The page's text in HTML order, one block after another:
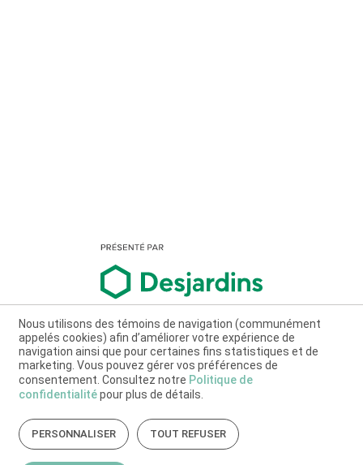
Nous utilisons des témoins de navigation (communément
appelés cookies) afin d’améliorer votre expérience de
navigation ainsi que pour certaines fins statistiques et de
marketing. Vous pouvez gérer vos préférences de
consentement. Consultez notre Politique de
confidentialitépour plus de détails.
PERSONNALISER TOUT REFUSER